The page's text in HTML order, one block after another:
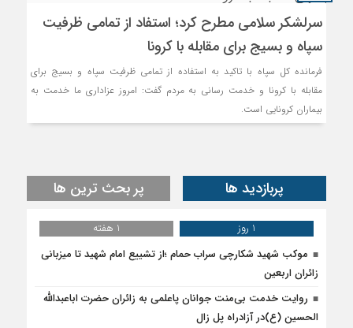
سرلشکر سلامی مطرح کرد؛ استفاد از تمامی ظرفیت
سپاه و بسیج برای مقابله با کرونا
فرمانده کل سپاه با تاکید به استفاده از تمامی ظرفیت سپاه و بسیج برای
مقابله با کرونا و خدمت رسانی به مردم گفت: امروز عزاداری ما خدمت به
بیماران کرونایی است.
پربازدید ها پر بحث ترین ها
1 روز
1 هفته
موکب شهید شکارچی سراب حمام ؛از تشییع امام شهید تا میزبانی
زائران اربعین
روایت خدمت بی‌منت جوانان پاعلمی به زائران حضرت اباعبدالله
الحسین (ع)در آزادراه پل زال